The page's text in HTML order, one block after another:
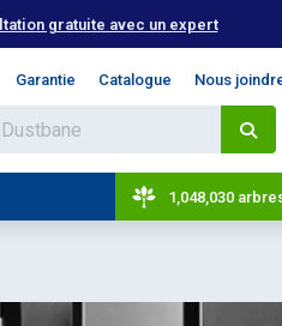
gratuite avec un expert
Garantie Catalogue Nous
1,048,030